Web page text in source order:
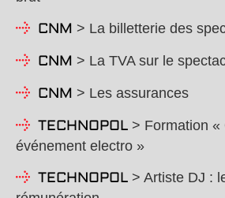
CNM > La billetterie des
CNM > La TVA sur le
CNM > Les assurances
TECHNOPOL > Formation «
événement electro »
TECHNOPOL > Artiste DJ :